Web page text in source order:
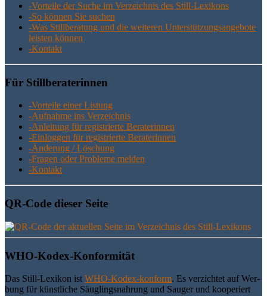
-Vor­tei­le der Suche im Ver­zeich­nis des Still-Lexikons
-So kön­nen Sie suchen
-Was Still­be­ra­tung und die wei­te­ren Unter­stüt­zungs­an­ge­bo­te
leis­ten können
-Kon­takt
Für Still­be­ra­te­rin­nen
-Vor­tei­le einer Listung
-Auf­nah­me ins Verzeichnis
-Anlei­tung für regis­trier­te Beraterinnen
-Ein­log­gen für regis­trier­te Beraterinnen
-Ände­rung / Löschung
-Fra­gen oder Pro­ble­me melden
-Kon­takt
QR-Code die­ser Seite
WHO-Kodex-Kon­for­mi­tät
Das Still-Lexi­kon ist WHO-Kodex-kon­form. Es ver­zich­tet auf Wer­
bung für künst­li­che Säug­lings­nah­rung und Sau­ger und koope­riert